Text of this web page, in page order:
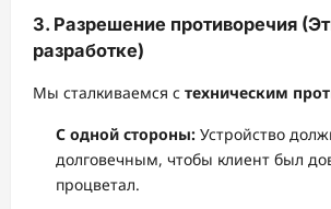
3. Разрешение противоречия
разработке)
Мы сталкиваемся с техническим
С одной стороны: Устройство
долговечным, чтобы клиент был
процветал.